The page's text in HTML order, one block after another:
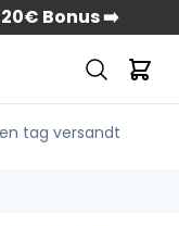
Bonus ➡️
tag versandt